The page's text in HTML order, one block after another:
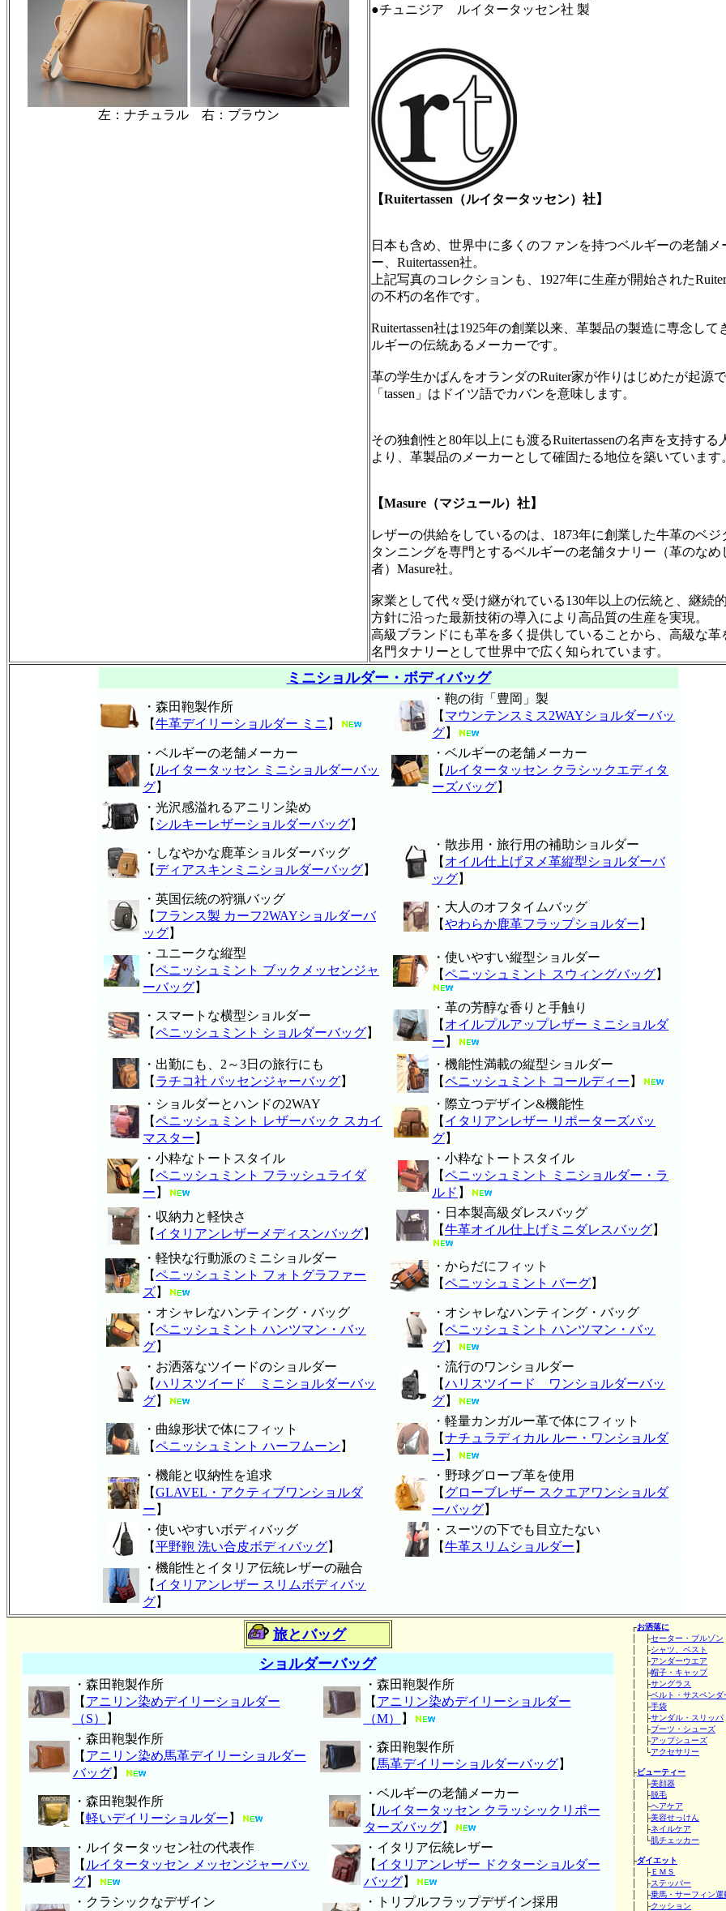
左：ナチュラル 右：ブラウン
●チュニジア ルイタータッセン社 製
【Ruitertassen（ルイタータッセン）社】
日本も含め、世界中に多くのファンを持つベルギーの老舗メ
ー、Ruitertassen社。
上記写真のコレクションも、1927年に生産が開始された
の不朽の名作です。
Ruitertassen社は1925年の創業以来、革製品の製造に専念して
ルギーの伝統あるメーカーです。
革の学生かばんをオランダのRuiter家が作りはじめたが起源
「tassen」はドイツ語でカバンを意味します。
その独創性と80年以上にも渡るRuitertassenの名声を支持する
より、革製品のメーカーとして確固たる地位を築いています
【Masure（マジュール）社】
レザーの供給をしているのは、1873年に創業した牛革のベジ
タンニングを専門とするベルギーの老舗タナリー（革のなめ
者）Masure社。
家業として代々受け継がれている130年以上の伝統と、継続
方針に沿った最新技術の導入により高品質の生産を実現。
高級ブランドにも革を多く提供していることから、高級な革
名門タナリーとして世界中で広く知られています。
ミニショルダー・ボディバッグ
・森田鞄製作所
【牛革デイリーショルダー ミニ 】
・鞄の街「豊岡」製
【 マウンテンスミス2WAYショルダーバッ
グ】
・ベルギーの老舗メーカー
【 ルイタータッセン ミニショルダーバッ
グ】
・ベルギーの老舗メーカー
【 ルイタータッセン クラシックエディタ
ーズバッグ】
・光沢感溢れるアニリン染め
【 シルキーレザーショルダーバッグ】
・しなやかな鹿革ショルダーバッグ
【 ディアスキンミニショルダーバッグ】
・散歩用・旅行用の補助ショルダー
【 オイル仕上げヌメ革縦型ショルダーバ
ッグ】
・英国伝統の狩猟バッグ
【 フランス製 カーフ2WAYショルダーバ
ッグ】
・大人のオフタイムバッグ
【やわらか鹿革フラップショルダー 】
・ユニークな縦型
【ペニッシュミント ブックメッセンジャ
ーバッグ】
・使いやすい縦型ショルダー
【ペニッシュミント スウィングバッグ】
・スマートな横型ショルダー
【ペニッシュミント ショルダーバッグ】
・革の芳醇な香りと手触り
【 オイルプルアップレザー ミニショルダ
ー 】
・出勤にも、2～3日の旅行にも
【 ラチコ社 パッセンジャーバッグ】
・機能性満載の縦型ショルダー
【ペニッシュミント コールディー 】
・ショルダーとハンドの2WAY
【ペニッシュミント レザーバック スカイ
マスター 】
・際立つデザイン&機能性
【 イタリアンレザー リポーターズバッ
グ】
・小粋なトートスタイル
【ペニッシュミント フラッシュライダ
ー 】
・小粋なトートスタイル
【ペニッシュミント ミニショルダー・ラ
ルド 】
・収納力と軽快さ
【 イタリアンレザーメディスンバッグ】
・日本製高級ダレスバッグ
【牛革オイル仕上げミニダレスバッグ】
・軽快な行動派のミニショルダー
【ペニッシュミント フォトグラファー
ズ】
・からだにフィット
【ペニッシュミント バーグ】
・オシャレなハンティング・バッグ
【ペニッシュミント ハンツマン・バッ
グ】
・オシャレなハンティング・バッグ
【ペニッシュミント ハンツマン・バッ
グ】
・お洒落なツイードのショルダー
【ハリスツイード ミニショルダーバッ
グ】
・流行のワンショルダー
【ハリスツイード ワンショルダーバッ
グ】
・曲線形状で体にフィット
【ペニッシュミント ハーフムーン 】
・軽量カンガルー革で体にフィット
【ナチュラディカル ルー・ワンショルダ
ー 】
・機能と収納性を追求
【GLAVEL・アクティブワンショルダ
ー 】
・野球グローブ革を使用
【 グローブレザー スクエアワンショルダ
ーバッグ】
・使いやすいボディバッグ
【平野鞄 洗い合皮ボディバッグ】
・スーツの下でも目立たない
【牛革スリムショルダー 】
・機能性とイタリア伝統レザーの融合
【 イタリアンレザー スリムボディバッ
グ】
旅とバッグ ┌お洒落に
│ ├セーター・ブルゾン
│ ├シャツ、ベスト
│ ├アンダーウエア
│ ├帽子・キャップ
│ ├サングラス
│ ├ベルト・サスペンダ
│ ├手袋
│ ├サンダル・スリッパ
│ ├ブーツ・シューズ
│ ├アップシューズ
│ └アクセサリー
├ビューティー
│ ├美顔器
│ ├脱毛
│ ├ヘアケア
│ ├美容せっけん
│ ├ネイルケア
│ └肌チェッカー
├ダイエット
│ ├ＥＭＳ
│ ├ステッパー
│ ├乗馬・サーフィン運
│ ├クッション
ショルダーバッグ
・森田鞄製作所
【 アニリン染めデイリーショルダー
（S）
】
・森田鞄製作所
【 アニリン染めデイリーショルダー
（M）
】
・森田鞄製作所
【 アニリン染め馬革デイリーショルダー
バッグ】
・森田鞄製作所
【 馬革デイリーショルダーバッグ】
・森田鞄製作所
【軽いデイリーショルダー 】
・ベルギーの老舗メーカー
【 ルイタータッセン クラッシックリポー
ターズバッグ】
・ルイタータッセン社の代表作
【 ルイタータッセン メッセンジャーバッ
グ】
・イタリア伝統レザー
【 イタリアンレザー ドクターショルダー
バッグ】
・クラシックなデザイン
・トリプルフラップデザイン採用